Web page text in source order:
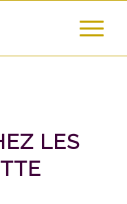
LES